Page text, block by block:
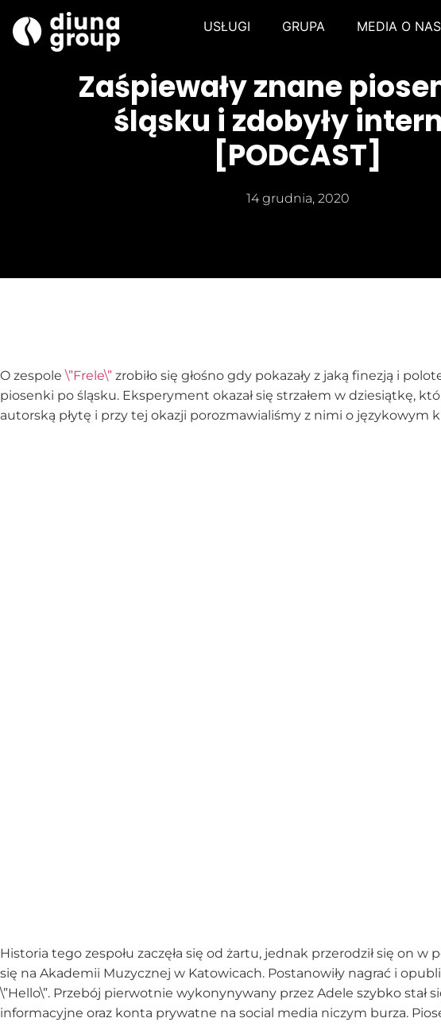
USŁUGI GRUPA MEDIA O NAS
Zaśpiewały znane
śląsku i zdobyły
[PODCAST]
14 grudnia, 2020
O zespole\”Frele\” zrobiło się głośno gdy pokazały z jaką finezją i
piosenki po śląsku. Eksperyment okazał się strzałem w dziesiątkę,
autorską płytę i przy tej okazji porozmawialiśmy z nimi o językowym
Historia tego zespołu zaczęła się od żartu, jednak przerodził się on
się na Akademii Muzycznej w Katowicach. Postanowiły nagrać i
\”Hello\”. Przebój pierwotnie wykonynywany przez Adele szybko stał
informacyjne oraz konta prywatne na social media niczym burza.